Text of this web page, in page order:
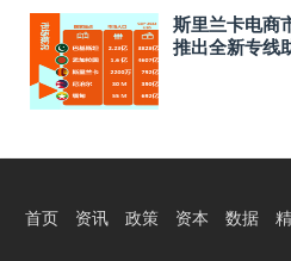
斯里兰卡电商
推出全新专线
首页 资讯 政策 资本 数据